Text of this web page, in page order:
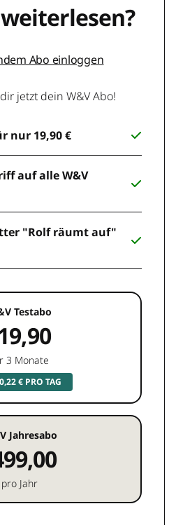
Abo einloggen
jetzt dein W&V Abo!
nur 19,90 €
auf alle W&V
"Rolf räumt auf"
Testabo
3 Monate
€ PRO TAG
Jahresabo
pro Jahr